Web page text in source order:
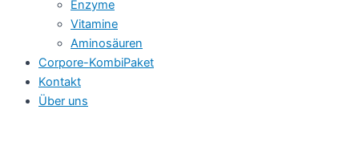
Enzyme
Vitamine
Aminosäuren
Corpore-KombiPaket
Kontakt
Über uns